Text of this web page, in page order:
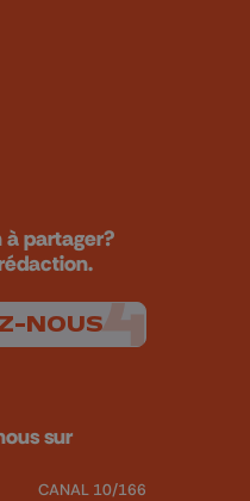
partager?
NOUS
sur
CANAL 10/166